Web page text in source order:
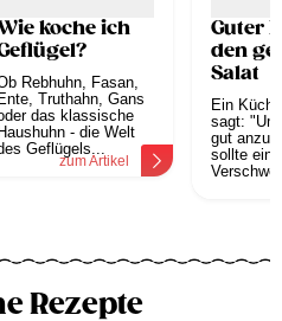
koche ich
Rebhuhn, Fasan,
Ente, Truthahn, Gans
das klassische
Haushuhn - die Welt
Geflügels...
zum Artikel
Guter
den
Salat
Ein
sagt:
gut
sollte ein
Rezepte